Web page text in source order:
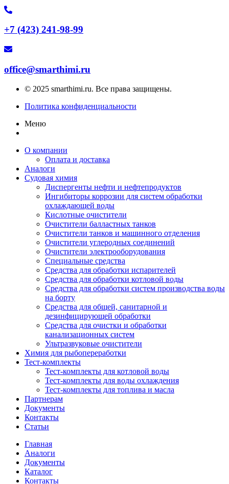
+7 (423) 241-98-99
office@smarthimi.ru
© 2025 smarthimi.ru. Все права защищены.
Политика конфиденциальности
Меню
О компании
Оплата и доставка
Аналоги
Судовая химия
Диспергенты нефти и нефтепродуктов
Ингибиторы коррозии для систем обработки
охлаждающей воды
Кислотные очистители
Очистители балластных танков
Очистители танков и машинного отделения
Очистители углеродных соединений
Очистители электрооборудования
Специальные средства
Средства для обработки испарителей
Средства для обработки котловой воды
Средства для обработки систем производства воды
на борту
Средства для общей, санитарной и
дезинфицирующей обработки
Средства для очистки и обработки
канализационных систем
Ультразвуковые очистители
Химия для рыбопереработки
Тест-комплекты
Тест-комплекты для котловой воды
Тест-комплекты для воды охлаждения
Тест-комплекты для топлива и масла
Партнерам
Документы
Контакты
Статьи
Главная
Аналоги
Документы
Каталог
Контакты